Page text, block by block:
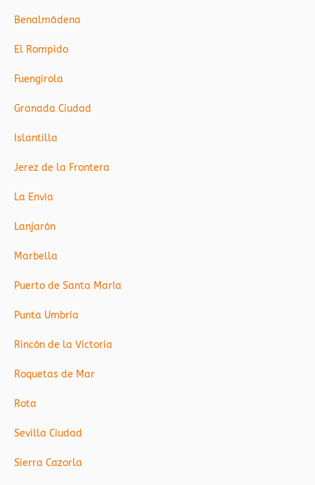
Benalmádena
El Rompido
Fuengirola
Granada Ciudad
Islantilla
Jerez de la Frontera
La Envía
Lanjarón
Marbella
Puerto de Santa María
Punta Umbría
Rincón de la Victoria
Roquetas de Mar
Rota
Sevilla Ciudad
Sierra Cazorla